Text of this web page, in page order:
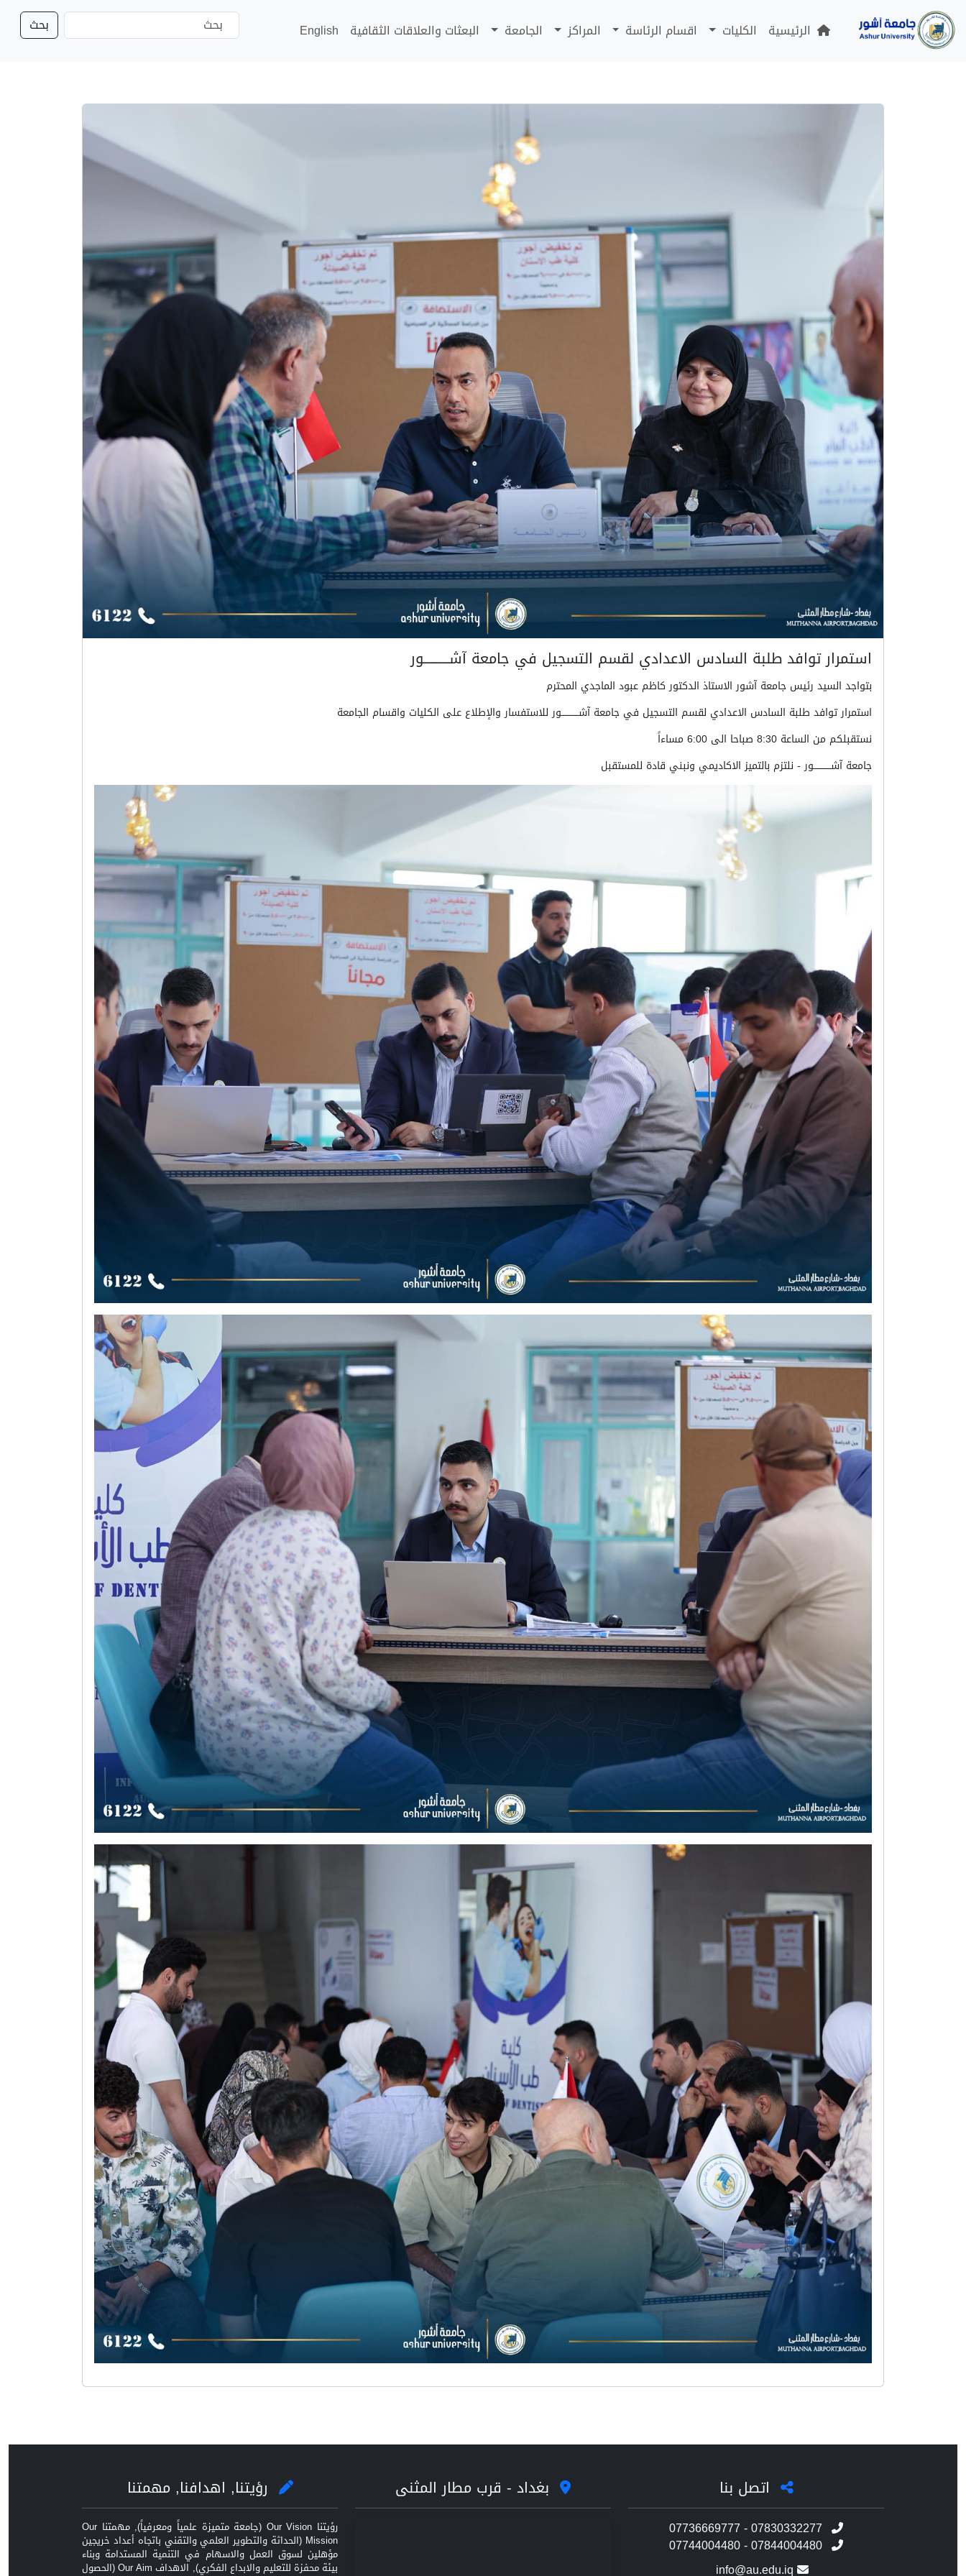
الرئيسية الكليات اقسام الرئاسة المراكز الجامعة البعثات والعلاقات الثقافية English بحث
استمرار توافد طلبة السادس الاعدادي لقسم التسجيل في جامعة آشــــــــــــور
بتواجد السيد رئيس جامعة آشور الاستاذ الدكتور كاظم عبود الماجدي المحترم
استمرار توافد طلبة السادس الاعدادي لقسم التسجيل في جامعة آشــــــــــــور للاستفسار والإطلاع على الكليات واقسام الجامعة
نستقبلكم من الساعة 8:30 صباحا الى 6:00 مساءاً
جامعة آشــــــــــــور - نلتزم بالتميز الاكاديمي ونبني قادة للمستقبل
اتصل بنا
07736669777 - 07830332277
07744004480 - 07844004480
info@au.edu.iq
بغداد - قرب مطار المثنى رؤيتنا, اهدافنا, مهمتنا
رؤيتنا Our Vision (جامعة متميزة علمياً ومعرفياً), مهمتنا Our
Mission (الحداثة والتطوير العلمي والتقني باتجاه أعداد خريجين
مؤهلين لسوق العمل والاسهام في التنمية المستدامة وبناء
بيئة محفزة للتعليم والابداع الفكري), الاهداف Our Aim (الحصول